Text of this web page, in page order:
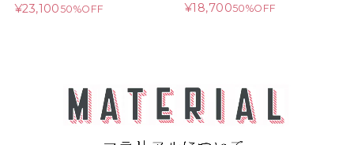
¥23,10050%OFF ¥18,70050%OFF